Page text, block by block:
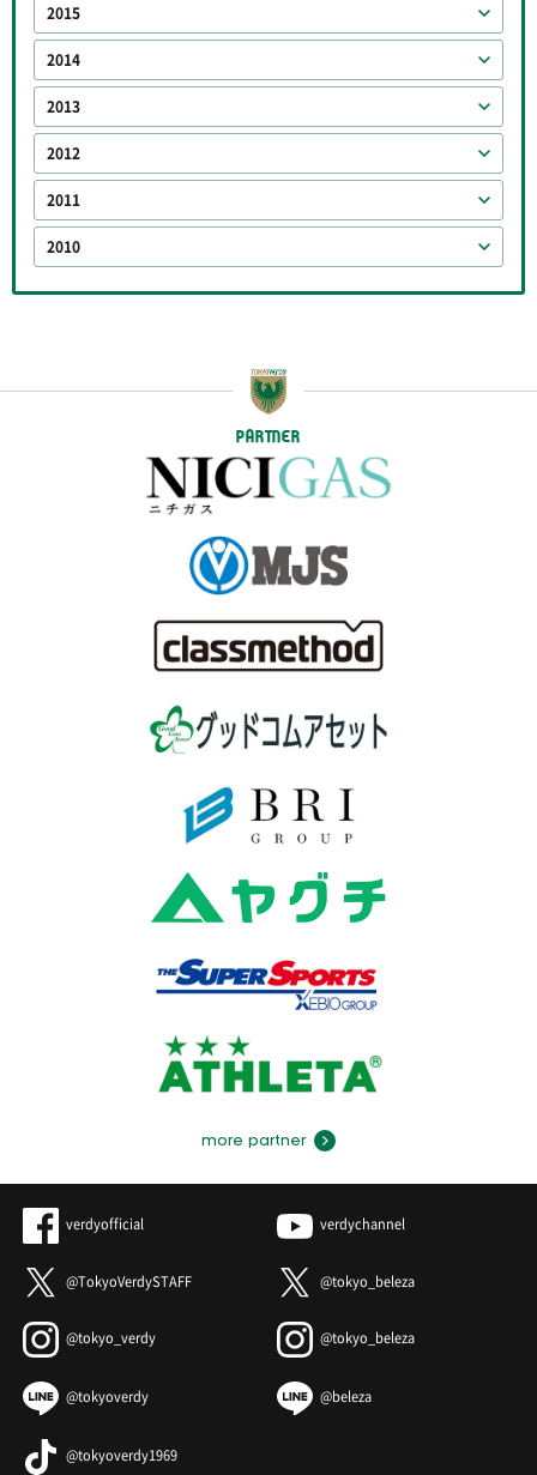
2015
2014
2013
2012
2011
2010
PARTNER
more partner
verdyofficial verdychannel
@TokyoVerdySTAFF @tokyo_beleza
@tokyo_verdy @tokyo_beleza
@tokyoverdy @beleza
@tokyoverdy1969